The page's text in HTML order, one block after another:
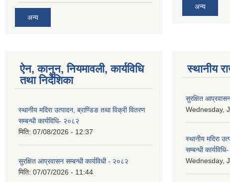
अन्य
अन्य
ऐन, कानुन, नियमावली, कार्यविधि
तथा निर्देशिका
स्थानीय मदिरा उत्पादन, ब्राण्डिङ तथा विक्री वितरण
सम्बन्धी कार्यविधि- २०८२
मिति: 07/08/2026 - 12:37
सुरक्षित आप्रवासन सम्बन्धी कार्यविधी - २०८२
मिति: 07/07/2026 - 11:44
स्थानीय
सुरक्षित
Wednesday,
स्थानीय मदिरा
सम्बन्धी
Wednesday,